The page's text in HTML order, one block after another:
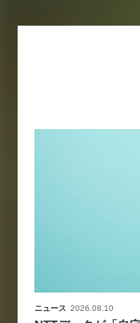
ニュース 2026.08.10